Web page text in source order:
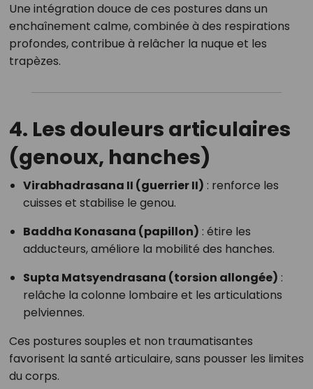
Une intégration douce de ces postures dans un
enchaînement calme, combinée à des respirations
profondes, contribue à relâcher la nuque et les
trapèzes.
4. Les douleurs articulaires
(genoux, hanches)
Virabhadrasana II (guerrier II) : renforce les
cuisses et stabilise le genou.
Baddha Konasana (papillon) : étire les
adducteurs, améliore la mobilité des hanches.
Supta Matsyendrasana (torsion allongée) :
relâche la colonne lombaire et les articulations
pelviennes.
Ces postures souples et non traumatisantes
favorisent la santé articulaire, sans pousser les limites
du corps.